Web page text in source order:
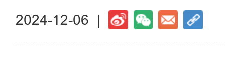
2024-12-06 |